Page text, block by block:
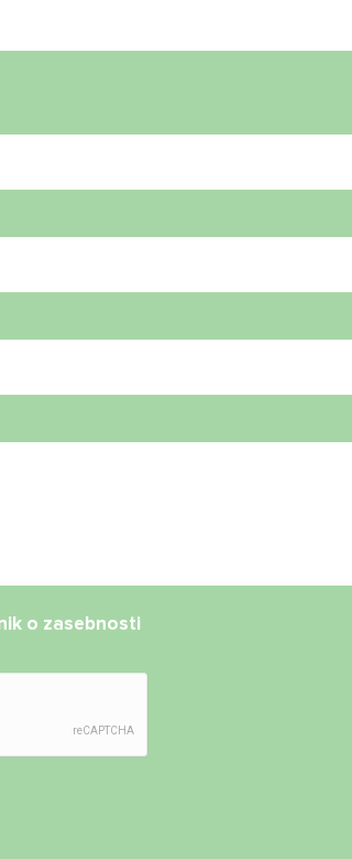
o zasebnosti